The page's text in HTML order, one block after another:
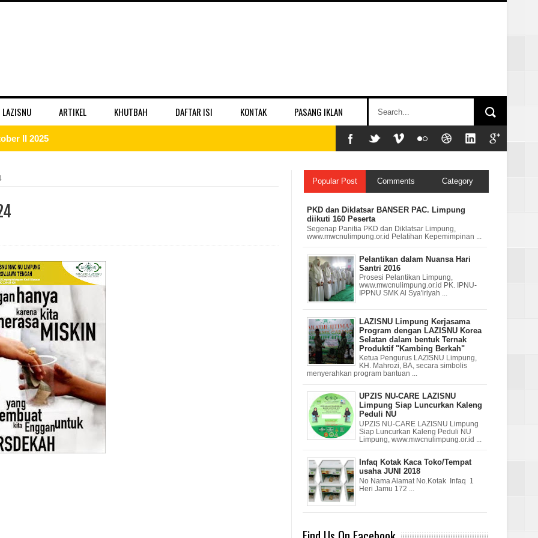
LAZISNU ARTIKEL KHUTBAH DAFTAR ISI KONTAK PASANG IKLAN
II 2025
2025
II 2025
II 2025
II 2025
II 2025
II 2025
II 2025
2025
II 2025
2025
II 2025
Popular Post Comments Category
PKD dan Diklatsar BANSER PAC. Limpung
diikuti 160 Peserta
Segenap Panitia PKD dan Diklatsar Limpung,
www.mwcnulimpung.or.id Pelatihan Kepemimpinan ...
Pelantikan dalam Nuansa Hari
Santri 2016
Prosesi Pelantikan Limpung,
www.mwcnulimpung.or.id PK. IPNU-
IPPNU SMK Al Sya'iriyah ...
LAZISNU Limpung Kerjasama
Program dengan LAZISNU Korea
Selatan dalam bentuk Ternak
Produktif "Kambing Berkah"
Ketua Pengurus LAZISNU Limpung,
KH. Mahrozi, BA, secara simbolis
menyerahkan program bantuan ...
UPZIS NU-CARE LAZISNU
Limpung Siap Luncurkan Kaleng
Peduli NU
UPZIS NU-CARE LAZISNU Limpung
Siap Luncurkan Kaleng Peduli NU
Limpung, www.mwcnulimpung.or.id ...
Infaq Kotak Kaca Toko/Tempat
usaha JUNI 2018
No Nama Alamat No.Kotak Infaq 1
Heri Jamu 172 ...